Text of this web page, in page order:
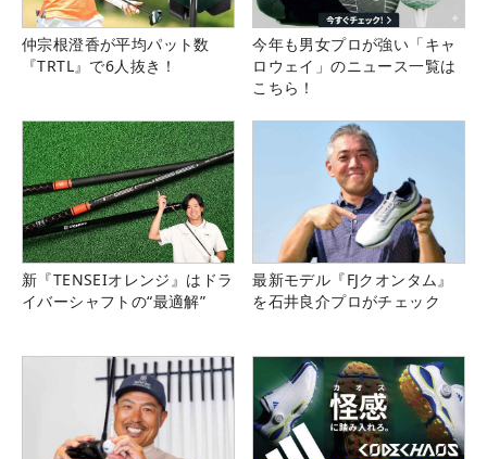
仲宗根澄香が平均パット数
『TRTL』で6人抜き！
今年も男女プロが強い「キャ
ロウェイ」のニュース一覧は
こちら！
新『TENSEIオレンジ』はドラ
イバーシャフトの“最適解”
最新モデル『FJクオンタム』
を石井良介プロがチェック